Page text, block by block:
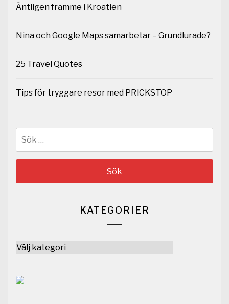
Äntligen framme i Kroatien
Nina och Google Maps samarbetar – Grundlurade?
25 Travel Quotes
Tips för tryggare resor med PRICKSTOP
KATEGORIER
Kategorier